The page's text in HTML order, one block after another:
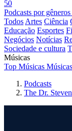
50
Podcasts por gêneros
Todos Artes Ciência
Educação Esportes
Negócios Notícias
Sociedade e cultura
Músicas
Top Músicas
Podcasts
The Dr.